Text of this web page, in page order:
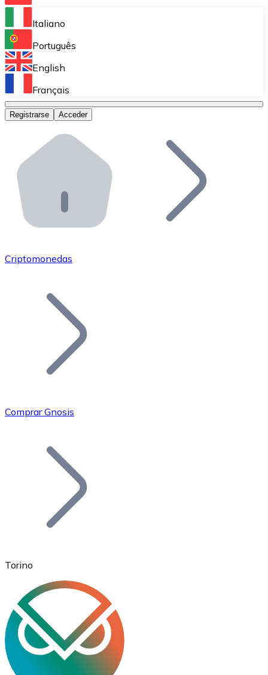
Bitnovo Ramp
Integra nuestra solución en tu plataforma.
Bitnovo Giftcards
Bitnovo OTC
Bitnovo ATM
Integra un ATM Bitnovo en tu negocio y permite que
Bitnovo API
Integra nuestra API en tu ecosistema.
Únete a nuestra red de distribuidores.
Añade tu proyecto a nuestro ecosistema.
Bitcoin
Ethereum
ETH
Italiano
Português
English
Français
Registrarse Acceder
Criptomonedas
Comprar Gnosis
Torino